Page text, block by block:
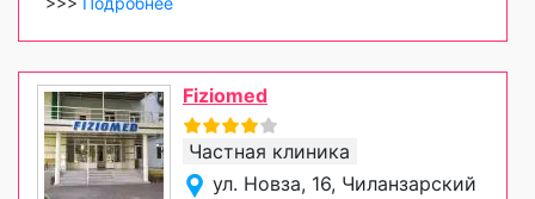
Fiziomed
Частная клиника
ул. Новза, 16, Чиланзарский